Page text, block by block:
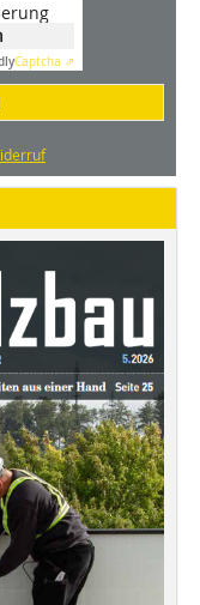
Captcha ⇗